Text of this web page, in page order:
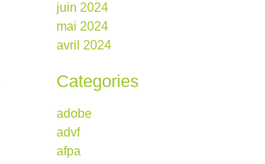
juin 2024
mai 2024
avril 2024
Categories
adobe
advf
afpa